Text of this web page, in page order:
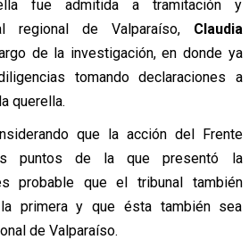
fue admitida a tramitación y
regional de Valparaíso, Claudia
de la investigación, en donde ya
tomando declaraciones a
querella.
que la acción del Frente
puntos de la que presentó la
probable que el tribunal también
primera y que ésta también sea
de Valparaíso.